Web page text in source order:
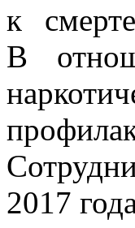
к
В
2017